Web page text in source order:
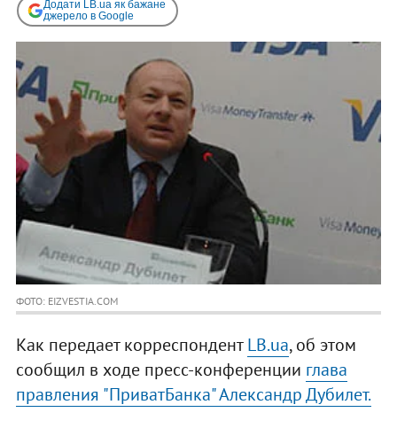
Додати LB.ua як бажане
джерело в Google
ФОТО: EIZVESTIA.COM
Как передает корреспондентLB.ua, об этом
сообщил в ходе пресс-конференции глава
правления "ПриватБанка" Александр Дубилет.